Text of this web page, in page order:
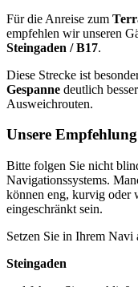
Für die Anreise zum
empfehlen wir unseren
Steingaden / B17.
Diese Strecke ist
Gespanne deutlich
Ausweichrouten.
Unsere
Bitte folgen Sie nicht
Navigationssystems.
können eng, kurvig oder
eingeschränkt sein.
Setzen Sie in Ihrem Navi
Steingaden